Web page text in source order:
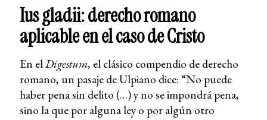
Ius gladii: derecho romano
aplicable en el caso de Cristo
En elDigestum, el clásico compendio de derecho
romano, un pasaje de Ulpiano dice: “No puede
haber pena sin delito (…) y no se impondrá pena,
sino la que por alguna ley o por algún otro